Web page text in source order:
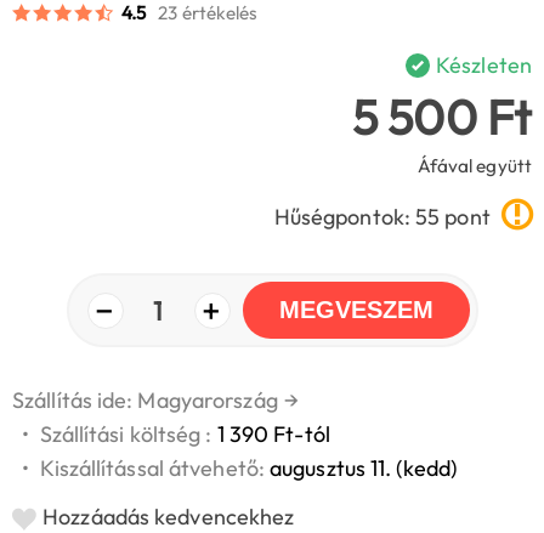
4.5 23 értékelés
Készleten
5 500 Ft
Áfával együtt
Hűségpontok: 55 pont
− 1 + MEGVESZEM
Szállítás ide: Magyarország →
• Szállítási költség : 1 390 Ft-tól
• Kiszállítással átvehető:augusztus 11. (kedd)
Hozzáadás kedvencekhez